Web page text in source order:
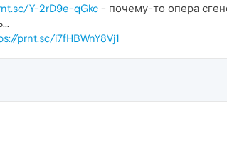
Y-2rD9e-qGkc - почему-то опера
prnt.sc/i7fHBWnY8Vj1